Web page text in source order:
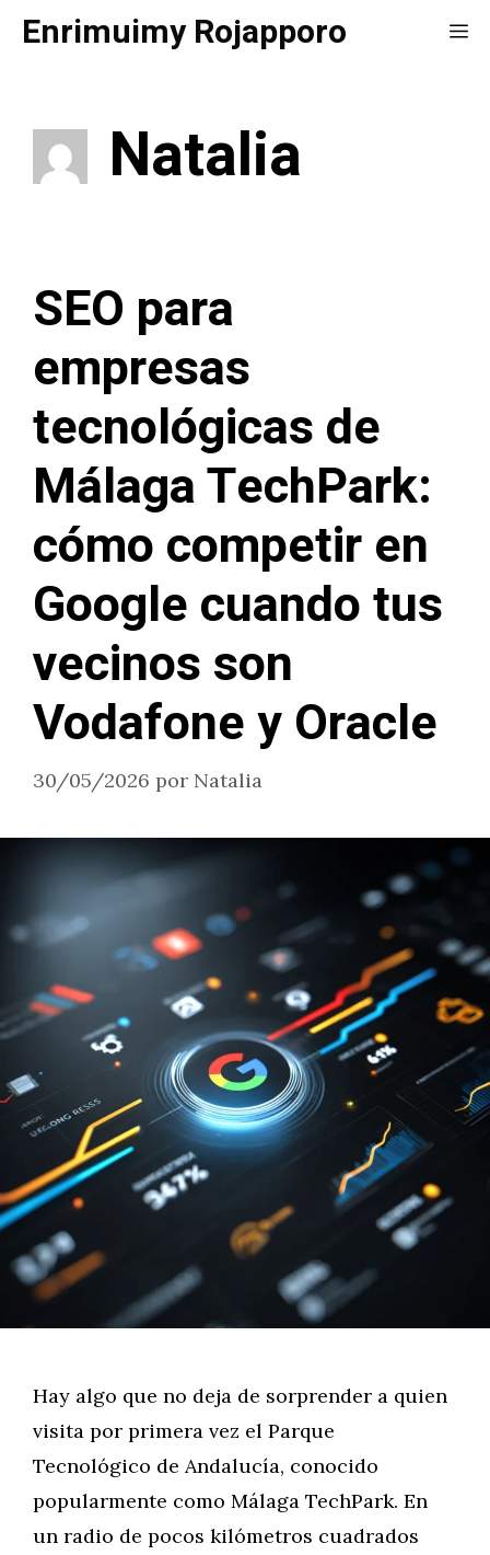
SaltarEnrimuimy Rojapporo
Natalia
SEO para
empresas
tecnológicas de
Málaga TechPark:
cómo competir en
Google cuando tus
vecinos son
Vodafone y Oracle
30/05/2026 por Natalia
Hay algo que no deja de sorprender a quien
visita por primera vez el Parque
Tecnológico de Andalucía, conocido
popularmente como Málaga TechPark. En
un radio de pocos kilómetros cuadrados